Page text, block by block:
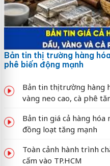
Bản tin thị trường hàng
phê biến động mạnh
Bản tin thị trường hàng
vàng neo cao, cà phê
Bản tin giá cả hàng hóa
đồng loạt tăng mạnh
Toàn cảnh hành trình
cấm vào TP.HCM